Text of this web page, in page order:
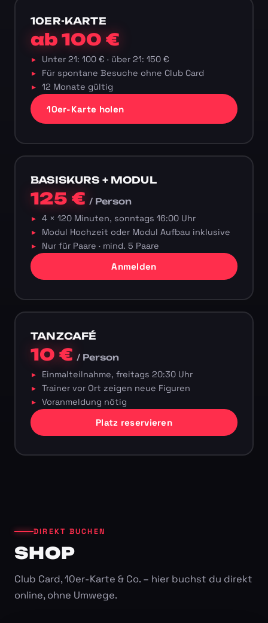
10ER-KARTE
ab 100 €
Unter 21: 100 € · über 21: 150 €
Für spontane Besuche ohne Club Card
12 Monate gültig
10er-Karte holen
BASISKURS + MODUL
125 €/ Person
4 × 120 Minuten, sonntags 16:00 Uhr
Modul Hochzeit oder Modul Aufbau inklusive
Nur für Paare · mind. 5 Paare
Anmelden
TANZCAFÉ
10 €/ Person
Einmalteilnahme, freitags 20:30 Uhr
Trainer vor Ort zeigen neue Figuren
Voranmeldung nötig
Platz reservieren
DIREKT BUCHEN
SHOP
Club Card, 10er-Karte & Co. – hier buchst du direkt
online, ohne Umwege.